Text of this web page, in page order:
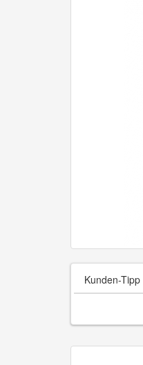
Kunden-Tipp